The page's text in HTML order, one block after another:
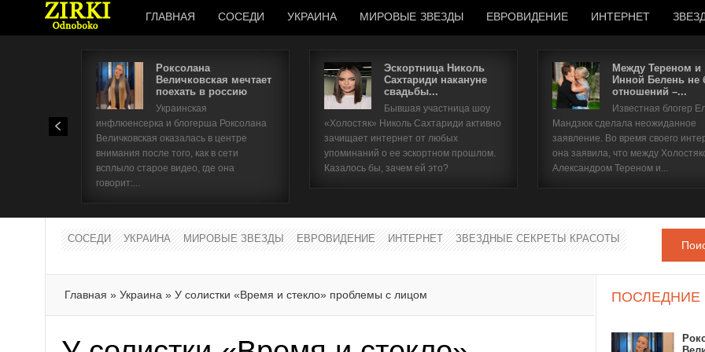
ГЛАВНАЯ СОСЕДИ УКРАИНА МИРОВЫЕ ЗВЕЗДЫ ЕВРОВИДЕНИЕ ИНТЕРНЕТ
Роксолана
Величковская мечтает
поехать в россию
Украинская
инфлюенсерка и блогерша Роксолана
Величковская оказалась в центре
внимания после того, как в сети
всплыло старое видео, где она
говорит:...
Эскортница Николь
Сахтариди накануне
свадьбы...
Бывшая участница шоу
«Холостяк» Николь Сахтариди активно
зачищает интернет от любых
упоминаний о ее эскортном прошлом.
Казалось бы, зачем ей это?
Между Тереном и
Инной Белень не
отношений –...
Известная блогер
Мандзюк сделала неожиданное
заявление. Во время своего
она заявила, что между
Александром Тереном и...
СОСЕДИ УКРАИНА МИРОВЫЕ ЗВЕЗДЫ ЕВРОВИДЕНИЕ ИНТЕРНЕТ ЗВЕЗДНЫЕ СЕКРЕТЫ КРАСОТЫ
Главная » Украина » У солистки «Время и стекло» проблемы с лицом ПОСЛЕДНИЕ
Имя пользователя
Забыли имя пользователя?